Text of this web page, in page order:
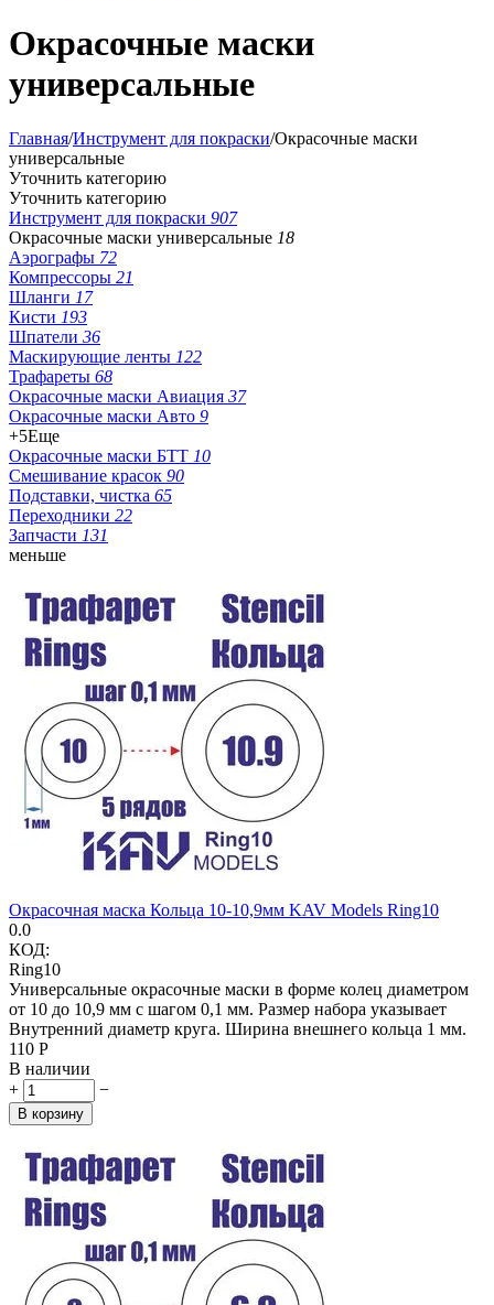
Окрасочные маски
универсальные
Главная/Инструмент для покраски/Окрасочные маски
универсальные
Уточнить категорию
Уточнить категорию
Инструмент для покраски 907
Окрасочные маски универсальные 18
Аэрографы 72
Компрессоры 21
Шланги 17
Кисти 193
Шпатели 36
Маскирующие ленты 122
Трафареты 68
Окрасочные маски Авиация 37
Окрасочные маски Авто 9
+5Еще
Окрасочные маски БТТ 10
Смешивание красок 90
Подставки, чистка 65
Переходники 22
Запчасти 131
меньше
Окрасочная маска Кольца 10-10,9мм KAV Models Ring10
0.0
КОД:
Ring10
Универсальные окрасочные маски в форме колец диаметром
от 10 до 10,9 мм с шагом 0,1 мм. Размер набора указывает
Внутренний диаметр круга. Ширина внешнего кольца 1 мм.
‍110‍ Р
В наличии
+
−
В корзину